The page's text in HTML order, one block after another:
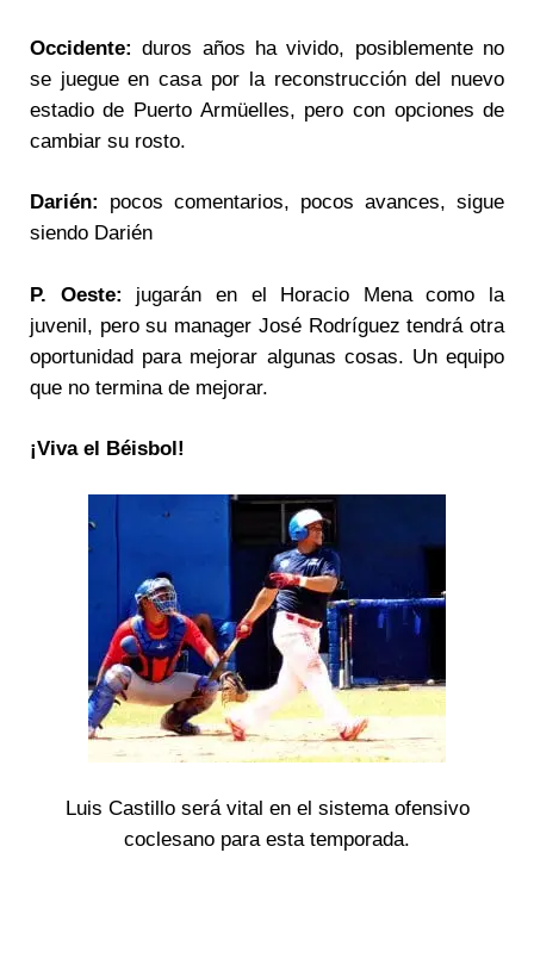
Occidente: duros años ha vivido, posiblemente no
se juegue en casa por la reconstrucción del nuevo
estadio de Puerto Armüelles, pero con opciones de
cambiar su rosto.
Darién: pocos comentarios, pocos avances, sigue
siendo Darién
P. Oeste: jugarán en el Horacio Mena como la
juvenil, pero su manager José Rodríguez tendrá otra
oportunidad para mejorar algunas cosas. Un equipo
que no termina de mejorar.
¡Viva el Béisbol!
Luis Castillo será vital en el sistema ofensivo
coclesano para esta temporada.